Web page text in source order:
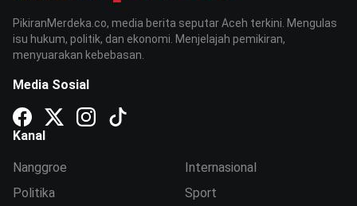
PikiranMerdeka.co, media berita seputar Aceh terkini. Mengulas
isu hukum, politik, dan ekonomi. Menjelajah pemikiran,
menyuarakan kebebasan.
Media Sosial
Kanal
Nanggroe
Politika
Internasional
Sport